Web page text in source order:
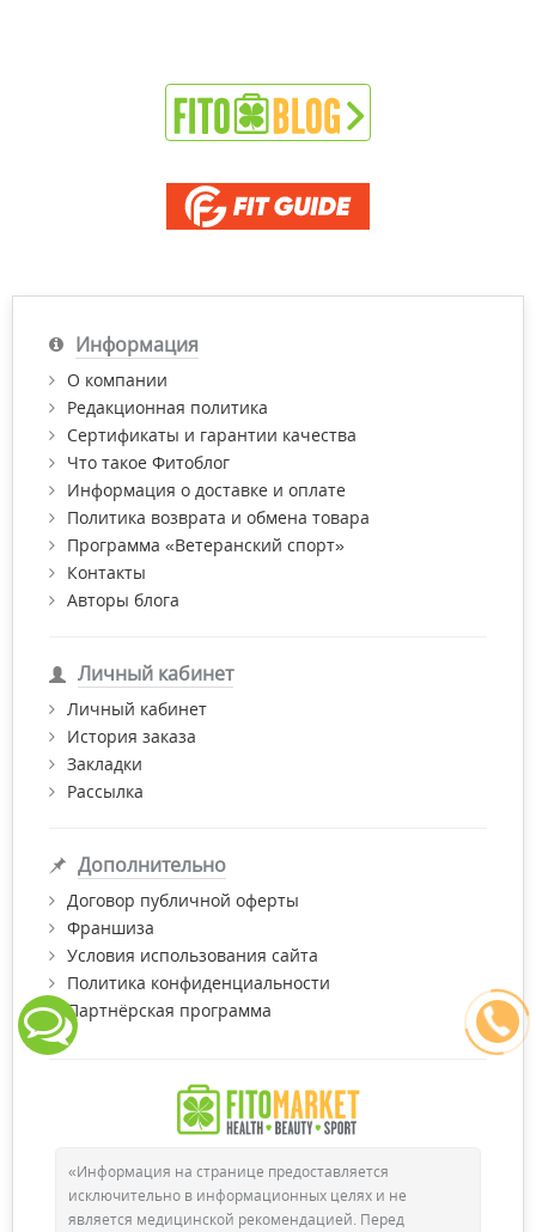
Информация
О компании
Редакционная политика
Сертификаты и гарантии качества
Что такое Фитоблог
Информация о доставке и оплате
Политика возврата и обмена товара
Программа «Ветеранский спорт»
Контакты
Авторы блога
Личный кабинет
Личный кабинет
История заказа
Закладки
Рассылка
Дополнительно
Договор публичной оферты
Франшиза
Условия использования сайта
Политика конфиденциальности
Партнёрская программа
«Информация на странице предоставляется
исключительно в информационных целях и не
является медицинской рекомендацией. Перед